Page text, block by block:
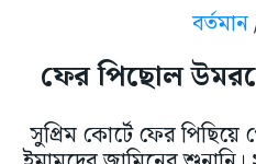
বর্তমান
ফের পিছোল
সুপ্রিম কোর্টে ফের